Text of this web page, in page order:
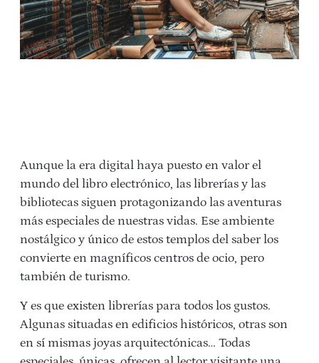
Aunque la era digital haya puesto en valor el
mundo del libro electrónico, las librerías y las
bibliotecas siguen protagonizando las aventuras
más especiales de nuestras vidas. Ese ambiente
nostálgico y único de estos templos del saber los
convierte en magníficos centros de ocio, pero
también de turismo.
Y es que existen librerías para todos los gustos.
Algunas situadas en edificios históricos, otras son
en sí mismas joyas arquitectónicas… Todas